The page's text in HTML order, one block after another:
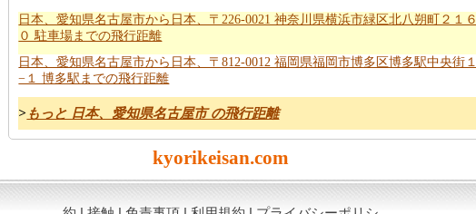
日本、愛知県名古屋市から日本、〒226-0021 神奈川県横浜市緑区北八朔町２１６
０ 駐車場までの飛行距離
日本、愛知県名古屋市から日本、〒812-0012 福岡県福岡市博多区博多駅中央街１
−１ 博多駅までの飛行距離
> もっと 日本、愛知県名古屋市 の飛行距離
kyorikeisan.com